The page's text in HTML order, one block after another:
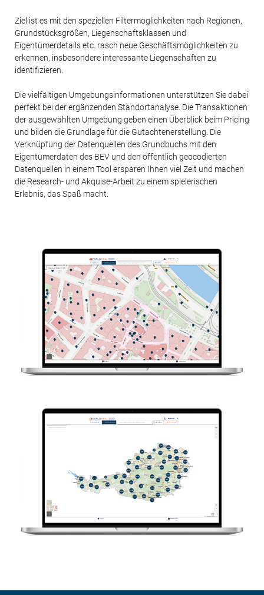
Ziel ist es mit den speziellen Filtermöglichkeiten nach Regionen,
Grundstücksgrößen, Liegenschaftsklassen und
Eigentümerdetails etc. rasch neue Geschäftsmöglichkeiten zu
erkennen, insbesondere interessante Liegenschaften zu
identifizieren.
Die vielfältigen Umgebungsinformationen unterstützen Sie dabei
perfekt bei der ergänzenden Standortanalyse. Die Transaktionen
der ausgewählten Umgebung geben einen Überblick beim Pricing
und bilden die Grundlage für die Gutachtenerstellung. Die
Verknüpfung der Datenquellen des Grundbuchs mit den
Eigentümerdaten des BEV und den öffentlich geocodierten
Datenquellen in einem Tool ersparen Ihnen viel Zeit und machen
die Research- und Akquise-Arbeit zu einem spielerischen
Erlebnis, das Spaß macht.